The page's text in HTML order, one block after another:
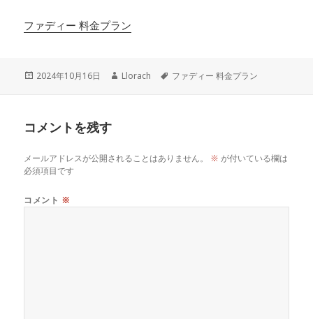
ファディー 料金プラン
投
2024年10月16日
作
Llorach
タ
ファディー 料金プラン
コメントを残す
メールアドレスが公開されることはありません。 ※ が付いている欄は
必須項目です
コメント ※